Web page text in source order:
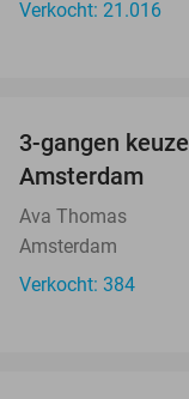
Verkocht: 21.016
3-gangen
Amsterdam
Ava Thomas
Amsterdam
Verkocht: 384